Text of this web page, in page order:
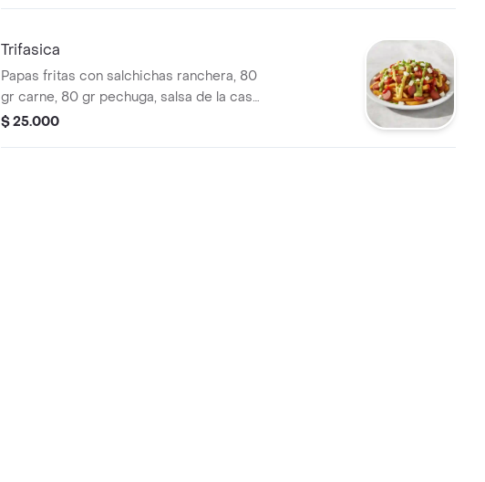
Trifasica
Papas fritas con salchichas ranchera, 80
gr carne, 80 gr pechuga, salsa de la casa,
tocineta, queso costeño, cebolla, lechuga.
$ 25.000